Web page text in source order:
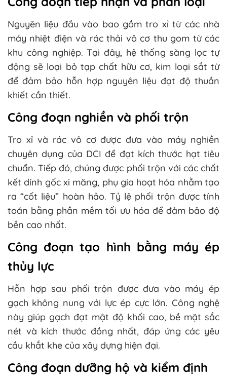
Nguyên liệu đầu vào bao gồm tro xỉ từ các nhà
máy nhiệt điện và rác thải vô cơ thu gom từ các
khu công nghiệp. Tại đây, hệ thống sàng lọc tự
động sẽ loại bỏ tạp chất hữu cơ, kim loại sắt từ
để đảm bảo hỗn hợp nguyên liệu đạt độ thuần
khiết cần thiết.
Công đoạn nghiền và phối trộn
Tro xỉ và rác vô cơ được đưa vào máy nghiền
chuyên dụng của DCI để đạt kích thước hạt tiêu
chuẩn. Tiếp đó, chúng được phối trộn với các chất
kết dính gốc xi măng, phụ gia hoạt hóa nhằm tạo
ra “cốt liệu” hoàn hảo. Tỷ lệ phối trộn được tính
toán bằng phần mềm tối ưu hóa để đảm bảo độ
bền cao nhất.
Công đoạn tạo hình bằng máy ép
thủy lực
Hỗn hợp sau phối trộn được đưa vào máy ép
gạch không nung với lực ép cực lớn. Công nghệ
này giúp gạch đạt mật độ khối cao, bề mặt sắc
nét và kích thước đồng nhất, đáp ứng các yêu
cầu khắt khe của xây dựng hiện đại.
Công đoạn dưỡng hộ và kiểm định